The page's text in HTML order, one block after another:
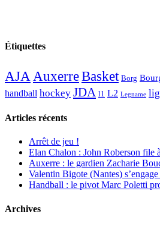
Étiquettes
AJA AuxerreBasket Borg
handball hockey JDA l1 L2 Legname
Articles récents
Arrêt de jeu !
Elan Chalon : John Roberson
Auxerre : le gardien Zacharie
Valentin Bigote (Nantes)
Handball : le pivot Marc Poletti
Archives